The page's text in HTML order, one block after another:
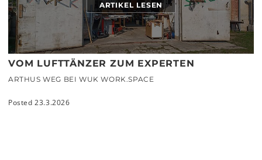
ARTIKEL LESEN
VOM LUFTTÄNZER ZUM EXPERTEN
ARTHUS WEG BEI WUK WORK.SPACE
Posted 23.3.2026